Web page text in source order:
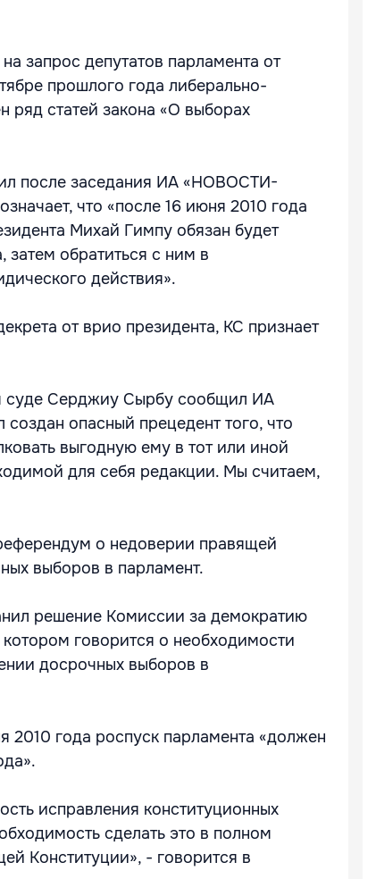
запрос депутатов парламента от
прошлого года либерально-
ряд статей закона «О выборах
после заседания ИА «НОВОСТИ-
что «после 16 июня 2010 года
Михай Гимпу обязан будет
затем обратиться с ним в
действия».
от врио президента, КС признает
суде Серджиу Сырбу сообщил ИА
опасный прецедент того, что
выгодную ему в тот или иной
для себя редакции. Мы считаем,
о недоверии правящей
выборов в парламент.
решение Комиссии за демократию
говорится о необходимости
досрочных выборов в
2010 года роспуск парламента «должен
исправления конституционных
сделать это в полном
Конституции», - говорится в